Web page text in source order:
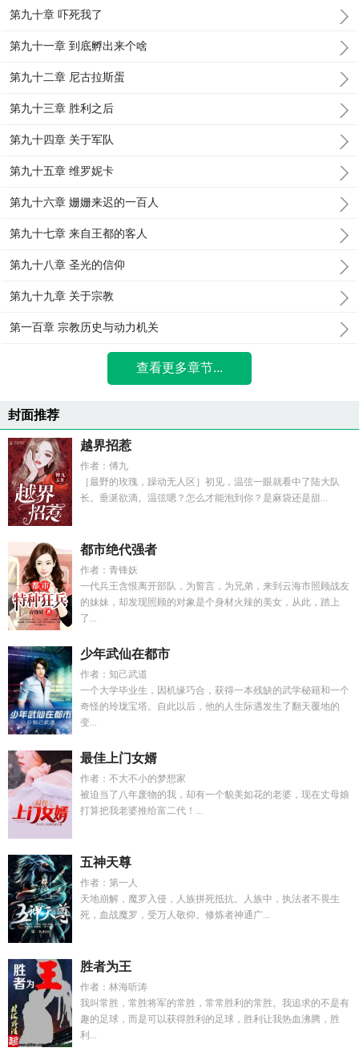
第九十章 吓死我了
第九十一章 到底孵出来个啥
第九十二章 尼古拉斯蛋
第九十三章 胜利之后
第九十四章 关于军队
第九十五章 维罗妮卡
第九十六章 姗姗来迟的一百人
第九十七章 来自王都的客人
第九十八章 圣光的信仰
第九十九章 关于宗教
第一百章 宗教历史与动力机关
查看更多章节...
封面推荐
越界招惹
作者：傅九
［最野的玫瑰，躁动无人区］初见，温弦一眼就看中了陆大队
长。垂涎欲滴。温弦嗯？怎么才能泡到你？是麻袋还是甜...
都市绝代强者
作者：青锋妖
一代兵王含恨离开部队，为誓言，为兄弟，来到云海市照顾战友
的妹妹，却发现照顾的对象是个身材火辣的美女，从此，踏上
了...
少年武仙在都市
作者：知己武道
一个大学毕业生，因机缘巧合，获得一本残缺的武学秘籍和一个
奇怪的玲珑宝塔。自此以后，他的人生际遇发生了翻天覆地的
变...
最佳上门女婿
作者：不大不小的梦想家
被迫当了八年废物的我，却有一个貌美如花的老婆，现在丈母娘
打算把我老婆推给富二代！...
五神天尊
作者：第一人
天地崩解，魔罗入侵，人族拼死抵抗。人族中，执法者不畏生
死，血战魔罗，受万人敬仰。修炼者神通广...
胜者为王
作者：林海听涛
我叫常胜，常胜将军的常胜，常常胜利的常胜。我追求的不是有
趣的足球，而是可以获得胜利的足球，胜利让我热血沸腾，胜
利...